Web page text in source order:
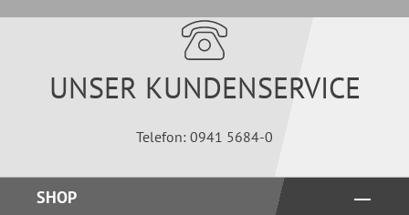
UNSER KUNDENSERVICE
Telefon: 0941 5684-0
SHOP